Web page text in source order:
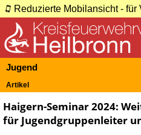
Reduzierte Mobilansicht - für
Jugend
Artikel
Haigern-Seminar 2024:
für Jugendgruppenleiter